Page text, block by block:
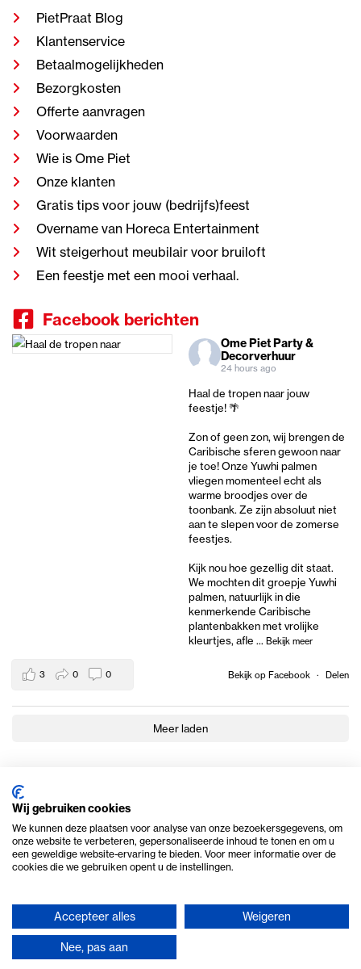
PietPraat Blog
Klantenservice
Betaalmogelijkheden
Bezorgkosten
Offerte aanvragen
Voorwaarden
Wie is Ome Piet
Onze klanten
Gratis tips voor jouw (bedrijfs)feest
Overname van Horeca Entertainment
Wit steigerhout meubilair voor bruiloft
Een feestje met een mooi verhaal.
Facebook berichten
Ome Piet Party &
Decorverhuur
24 hours ago
Haal de tropen naar jouw
feestje! 🌴
Zon of geen zon, wij brengen de
Caribische sferen gewoon naar
je toe! Onze Yuwhi palmen
vliegen momenteel echt als
warme broodjes over de
toonbank. Ze zijn absoluut niet
aan te slepen voor de zomerse
feestjes.
Kijk nou hoe gezellig dit staat.
We mochten dit groepje Yuwhi
palmen, natuurlijk in die
kenmerkende Caribische
plantenbakken met vrolijke
kleurtjes, afle ... Bekijk meer
Bekijk op Facebook · Delen
3 0 0
Meer laden
© 2026 Ome Piet Verhuur
Privacy en cookie beleid
Wij gebruiken cookies
We kunnen deze plaatsen voor analyse van onze bezoekersgegevens, om
onze website te verbeteren, gepersonaliseerde inhoud te tonen en om u
een geweldige website-ervaring te bieden. Voor meer informatie over de
cookies die we gebruiken opent u de instellingen.
Accepteer alles Weigeren
Nee, pas aan